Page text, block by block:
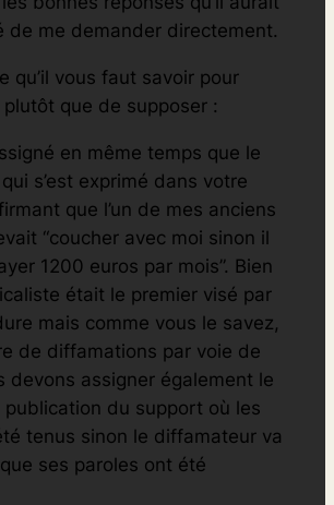
de me demander directement.
qu’il vous faut savoir pour
que de supposer :
en même temps que le
s’est exprimé dans votre
que l’un de mes anciens
“coucher avec moi sinon il
1200 euros par mois”. Bien
était le premier visé par
mais comme vous le savez,
de diffamations par voie de
devons assigner également le
du support où les
tenus sinon le diffamateur va
ses paroles ont été